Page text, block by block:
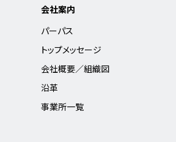
会社案内
パーパス
トップメッセージ
会社概要／組織図
沿革
事業所一覧